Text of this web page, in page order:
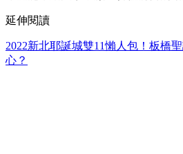
延伸閱讀
2022新北耶誕城雙11懶人包！板橋
心？